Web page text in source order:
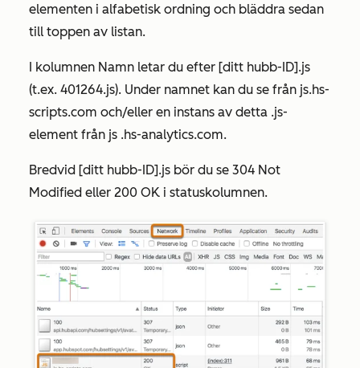
elementen i alfabetisk ordning och bläddra sedan
till toppen av listan.
I kolumnen Namn letar du efter [ditt hubb-ID].js
(t.ex. 401264.js). Under namnet kan du se från js.hs-
scripts.com och/eller en instans av detta .js-
element från js .hs-analytics.com.
Bredvid [ditt hubb-ID].js bör du se 304 Not
Modified eller 200 OK i statuskolumnen.